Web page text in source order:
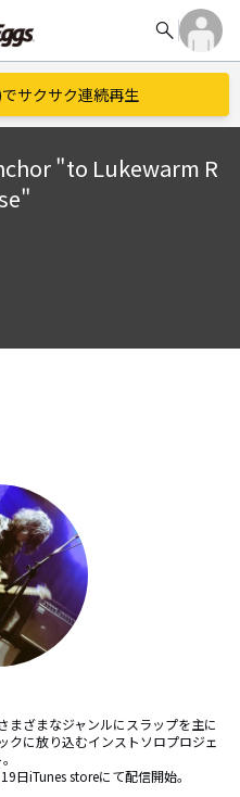
search
サクサク連続再生
"to Lukewarm R
まざまなジャンルにスラップを主に
クに放り込むインストソロプロジェ
日iTunes storeにて配信開始。